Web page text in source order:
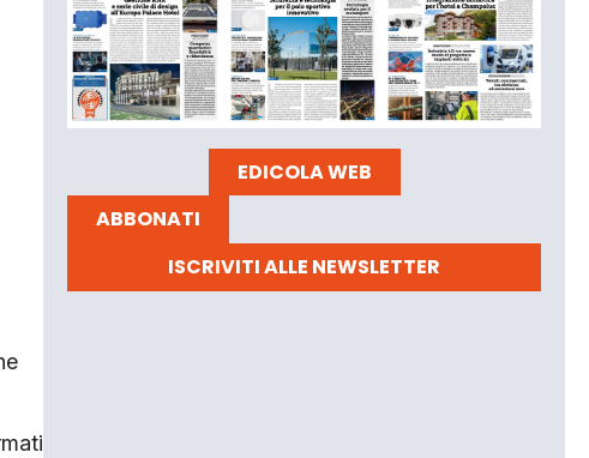
EDICOLA WEB
ABBONATI
ISCRIVITI ALLE NEWSLETTER